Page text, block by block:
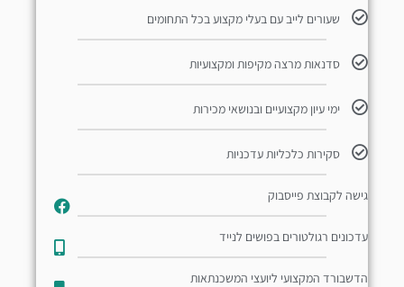
שעורים לייב עם בעלי מקצוע בכל התחומים
סדנאות מרצה מקיפות ומקצועיות
ימי עיון מקצועיים ובנושאי מכירות
סקירות כלכליות עדכניות
גישה לקבוצת פייסבוק
עדכונים רגולטורים בפושים לנייד​
הדשבורד המקצועי ליועצי המשכנתאות